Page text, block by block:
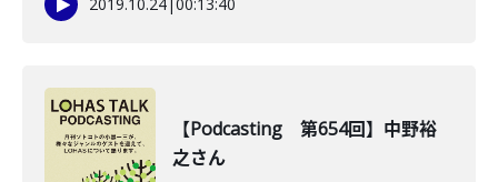
【Podcasting 第654回】中野裕
之さん